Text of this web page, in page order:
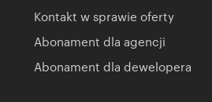
Kontakt w sprawie oferty
Abonament dla agencji
Abonament dla dewelopera